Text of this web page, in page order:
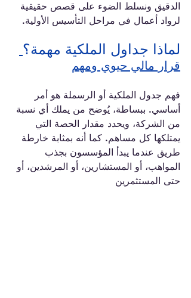
الدقيق ونسلط الضوء على قصص حقيقية
لرواد أعمال في مراحل التأسيس الأولية.
لماذا جداول الملكية مهمة؟
قرار مالي حيوي ومهم
فهم جدول الملكية أو الرسملة هو أمر
أساسي. ببساطة، يُوضح من يملك أي نسبة
من الشركة، ويحدد مقدار الحصة التي
يمتلكها كل مساهم. كما أنه بمثابة خارطة
طريق عندما يبدأ المؤسسون بجذب
المواهب، أو المستشارين، أو المرشدين، أو
حتى المستثمرين